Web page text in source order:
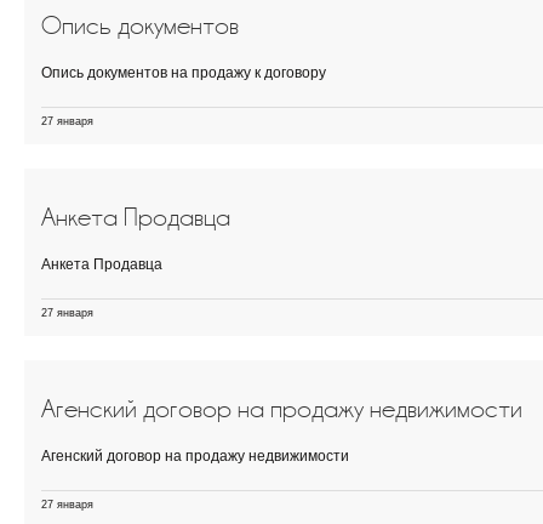
Опись документов
Опись документов на продажу к договору
27 января
Анкета Продавца
Анкета Продавца
27 января
Агенский договор на продажу недвижимости
Агенский договор на продажу недвижимости
27 января